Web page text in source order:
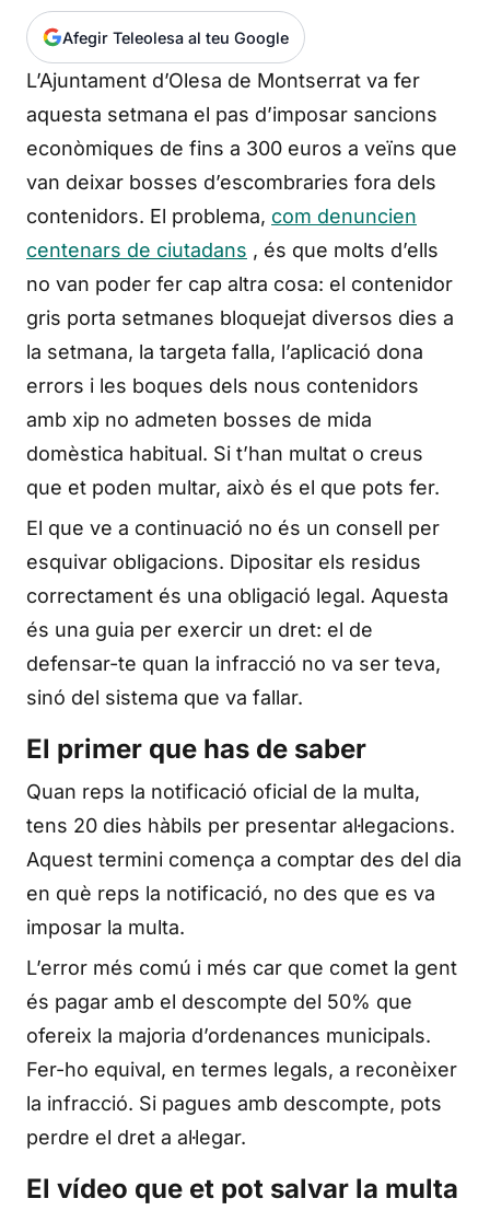
Afegir Teleolesa al teu Google
L’Ajuntament d’Olesa de Montserrat va fer
aquesta setmana el pas d’imposar sancions
econòmiques de fins a 300 euros a veïns que
van deixar bosses d’escombraries fora dels
contenidors. El problema, com denuncien
centenars de ciutadans , és que molts d’ells
no van poder fer cap altra cosa: el contenidor
gris porta setmanes bloquejat diversos dies a
la setmana, la targeta falla, l’aplicació dona
errors i les boques dels nous contenidors
amb xip no admeten bosses de mida
domèstica habitual. Si t’han multat o creus
que et poden multar, això és el que pots fer.
El que ve a continuació no és un consell per
esquivar obligacions. Dipositar els residus
correctament és una obligació legal. Aquesta
és una guia per exercir un dret: el de
defensar-te quan la infracció no va ser teva,
sinó del sistema que va fallar.
El primer que has de saber
Quan reps la notificació oficial de la multa,
tens 20 dies hàbils per presentar al·legacions.
Aquest termini comença a comptar des del dia
en què reps la notificació, no des que es va
imposar la multa.
L’error més comú i més car que comet la gent
és pagar amb el descompte del 50% que
ofereix la majoria d’ordenances municipals.
Fer-ho equival, en termes legals, a reconèixer
la infracció. Si pagues amb descompte, pots
perdre el dret a al·legar.
El vídeo que et pot salvar la multa